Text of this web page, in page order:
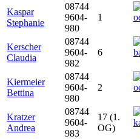
Kaspar
Stephanie
08744
9604-
980
1
Kerscher
Claudia
08744
9604-
982
6
Kiermeier
Bettina
08744
9604-
980
2
Kratzer
Andrea
08744
9604-
983
17 (1.
OG)